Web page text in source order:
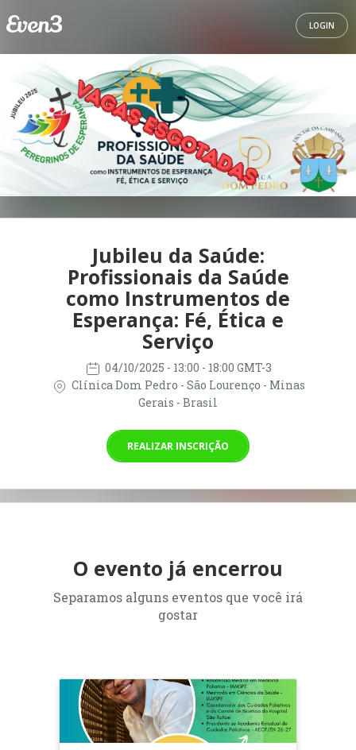
LOGIN
Jubileu da Saúde:
Profissionais da Saúde
como Instrumentos de
Esperança: Fé, Ética e
Serviço
04/10/2025 - 13:00 - 18:00 GMT-3
Clínica Dom Pedro - São Lourenço - Minas
Gerais - Brasil
REALIZAR INSCRIÇÃO
O evento já encerrou
Separamos alguns eventos que você irá
gostar